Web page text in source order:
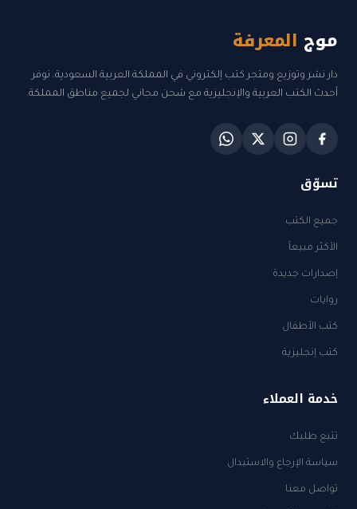
موج المعرفة
دار نشر وتوزيع ومتجر كتب إلكتروني في المملكة العربية السعودية. نوفر
أحدث الكتب العربية والإنجليزية مع شحن مجاني لجميع مناطق المملكة.
تسوّق
جميع الكتب
الأكثر مبيعاً
إصدارات جديدة
روايات
كتب الأطفال
كتب إنجليزية
خدمة العملاء
تتبع طلبك
سياسة الإرجاع والاستبدال
تواصل معنا